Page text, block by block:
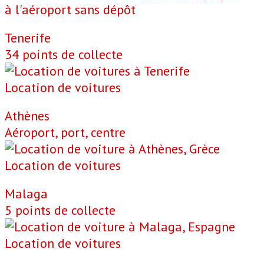
à l'aéroport sans dépôt
Tenerife
34 points de collecte
Location de voitures
Athènes
Aéroport, port, centre
Location de voitures
Malaga
5 points de collecte
Location de voitures